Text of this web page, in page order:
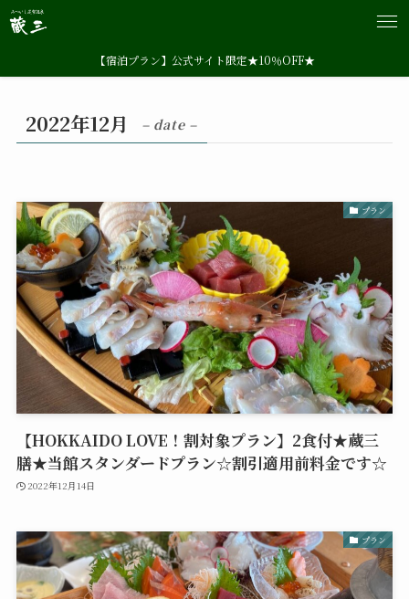
【宿泊プラン】公式サイト限定★10％OFF★
2022年12月 – date –
プラン
【HOKKAIDO LOVE！割対象プラン】2食付★蔵三
膳★当館スタンダードプラン☆割引適用前料金です☆
2022年12月14日
プラン